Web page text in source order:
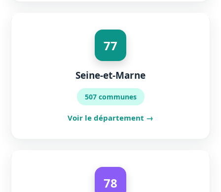
77
Seine-et-Marne
507 communes
Voir le département →
78